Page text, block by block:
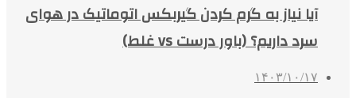
آیا نیاز به گرم کردن گیربکس اتوماتیک در هوای
سرد داریم؟ (باور درست vs غلط)
۱۴۰۳/۱۰/۱۷